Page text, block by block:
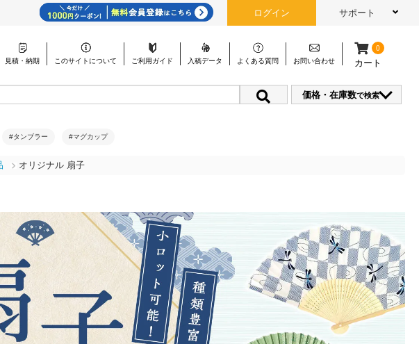
ログイン サポート
見積・納期 このサイトについて ご利用ガイド 入稿データ よくある質問 お問い合わせ
0
カート
価格・在庫数で検索
#タンブラー #マグカップ
オリジナル 扇子